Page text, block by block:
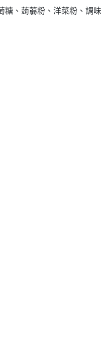
、蒟蒻粉、洋菜粉、